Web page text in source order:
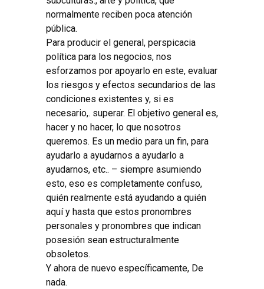
normalmente reciben poca atención
pública.
Para producir el general, perspicacia
política para los negocios, nos
esforzamos por apoyarlo en este, evaluar
los riesgos y efectos secundarios de las
condiciones existentes y, si es
necesario,. superar. El objetivo general es,
hacer y no hacer, lo que nosotros
queremos. Es un medio para un fin, para
ayudarlo a ayudarnos a ayudarlo a
ayudarnos, etc.. – siempre asumiendo
esto, eso es completamente confuso,
quién realmente está ayudando a quién
aquí y hasta que estos pronombres
personales y pronombres que indican
posesión sean estructuralmente
obsoletos.
Y ahora de nuevo específicamente, De
nada.